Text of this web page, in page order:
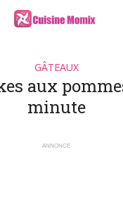
GÂTEAUX
aux
minute
ANNONCE